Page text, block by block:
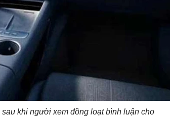
khi người xem đồng loạt bình luận cho